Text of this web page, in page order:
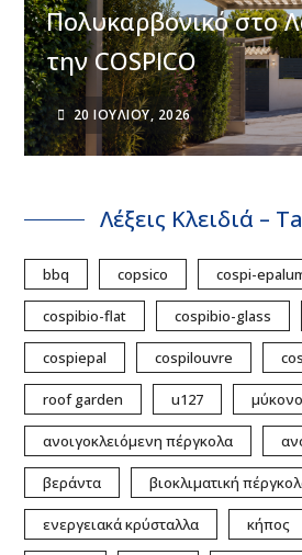
Πολυκαρβονικό στο
την COSPICO
20 ΙΟΥΛΊΟΥ, 2026
Λέξεις Κλειδιά –
bbq copsico cospi-
cospibio-flat cospibio-glass
cospiepal cospilouvre
roof garden u127
ανοιγοκλειόμενη πέργκολα
βεράντα βιοκλιματική
ενεργειακά κρύσταλλα κήπος